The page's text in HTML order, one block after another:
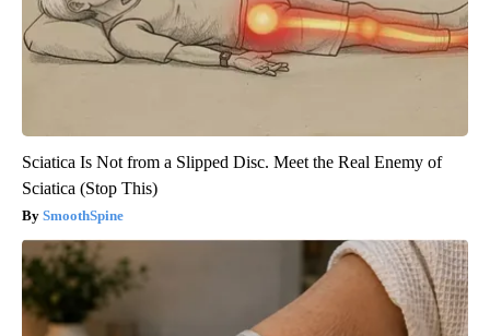
Sciatica Is Not from a Slipped Disc. Meet the Real Enemy of
Sciatica (Stop This)
SmoothSpine